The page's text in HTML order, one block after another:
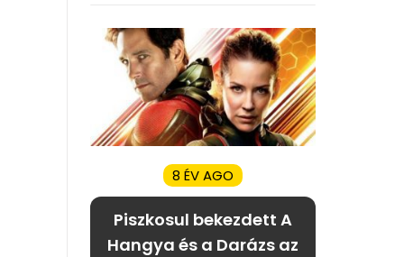
8 ÉV AGO
Piszkosul bekezdett A
Hangya és a Darázs az